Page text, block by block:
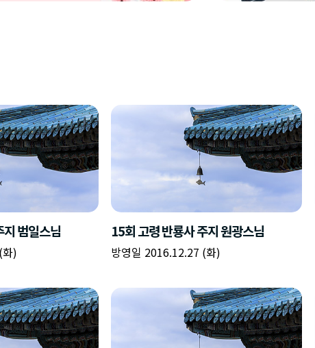
범일스님
)
15회 고령 반룡사 주지 원광스님
방영일 2016.12.27 (화)